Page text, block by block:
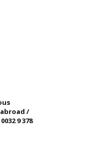
/
9 378